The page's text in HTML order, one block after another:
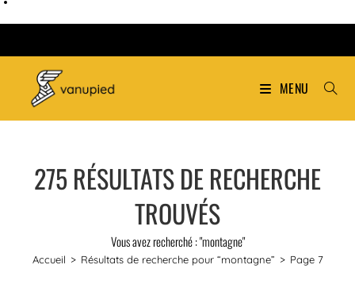
MENU
275RÉSULTATS DE RECHERCHE
TROUVÉS
Vous avez recherché : "montagne"
Accueil > Résultats de recherche pour“montagne” > Page 7